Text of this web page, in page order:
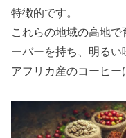
特徴的です。
これらの地域の高地
ーバーを持ち、明るい
アフリカ産のコーヒー